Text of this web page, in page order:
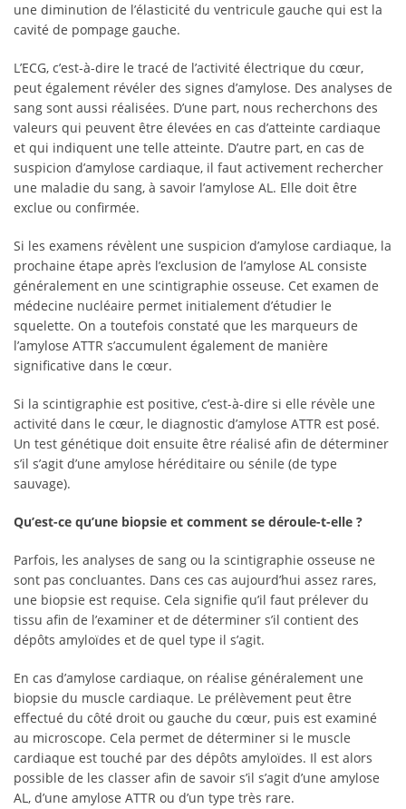
une diminution de l’élasticité du ventricule gauche qui est la
cavité de pompage gauche.
L’ECG, c’est-à-dire le tracé de l’activité électrique du cœur,
peut également révéler des signes d’amylose. Des analyses de
sang sont aussi réalisées. D’une part, nous recherchons des
valeurs qui peuvent être élevées en cas d’atteinte cardiaque
et qui indiquent une telle atteinte. D’autre part, en cas de
suspicion d’amylose cardiaque, il faut activement rechercher
une maladie du sang, à savoir l’amylose AL. Elle doit être
exclue ou confirmée.
Si les examens révèlent une suspicion d’amylose cardiaque, la
prochaine étape après l’exclusion de l’amylose AL consiste
généralement en une scintigraphie osseuse. Cet examen de
médecine nucléaire permet initialement d’étudier le
squelette. On a toutefois constaté que les marqueurs de
l’amylose ATTR s’accumulent également de manière
significative dans le cœur.
Si la scintigraphie est positive, c’est-à-dire si elle révèle une
activité dans le cœur, le diagnostic d’amylose ATTR est posé.
Un test génétique doit ensuite être réalisé afin de déterminer
s’il s’agit d’une amylose héréditaire ou sénile (de type
sauvage).
Qu’est-ce qu’une biopsie et comment se déroule-t-elle ?
Parfois, les analyses de sang ou la scintigraphie osseuse ne
sont pas concluantes. Dans ces cas aujourd’hui assez rares,
une biopsie est requise. Cela signifie qu’il faut prélever du
tissu afin de l’examiner et de déterminer s’il contient des
dépôts amyloïdes et de quel type il s’agit.
En cas d’amylose cardiaque, on réalise généralement une
biopsie du muscle cardiaque. Le prélèvement peut être
effectué du côté droit ou gauche du cœur, puis est examiné
au microscope. Cela permet de déterminer si le muscle
cardiaque est touché par des dépôts amyloïdes. Il est alors
possible de les classer afin de savoir s’il s’agit d’une amylose
AL, d’une amylose ATTR ou d’un type très rare.